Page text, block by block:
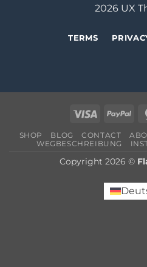
2026 UX
TERMS
Visa
SHOP BLOG CONTACT
WEGBESCHREIBUNG
Copyright 2026 ©